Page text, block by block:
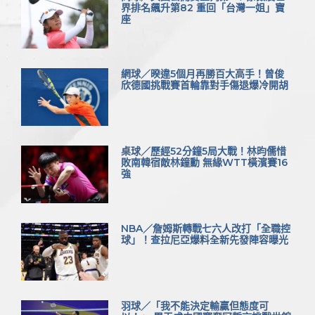
界排名飆升第82 重回「台灣一姐」寶
座
網球／暌違5個月再勝百大高手！曾俊
欣德國挑戰賽首輪靠對手傷退爆冷開胡
桌球／歷經52分鐘5局大戰！林昀儒惜
敗南韓宿敵林鐘勳 無緣WTT橫濱賽16
強
NBA／詹姆斯轉戰七六人改打「全職控
球」！查拉尼亞爆料全新先發陣容曝光
羽球／「我不能決定輸贏但態度可